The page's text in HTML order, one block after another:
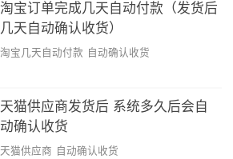
淘宝订单完成几天自动付款（发货后
几天自动确认收货）
淘宝几天自动付款 自动确认收货
天猫供应商发货后 系统多久后会自
动确认收货
天猫供应商 自动确认收货